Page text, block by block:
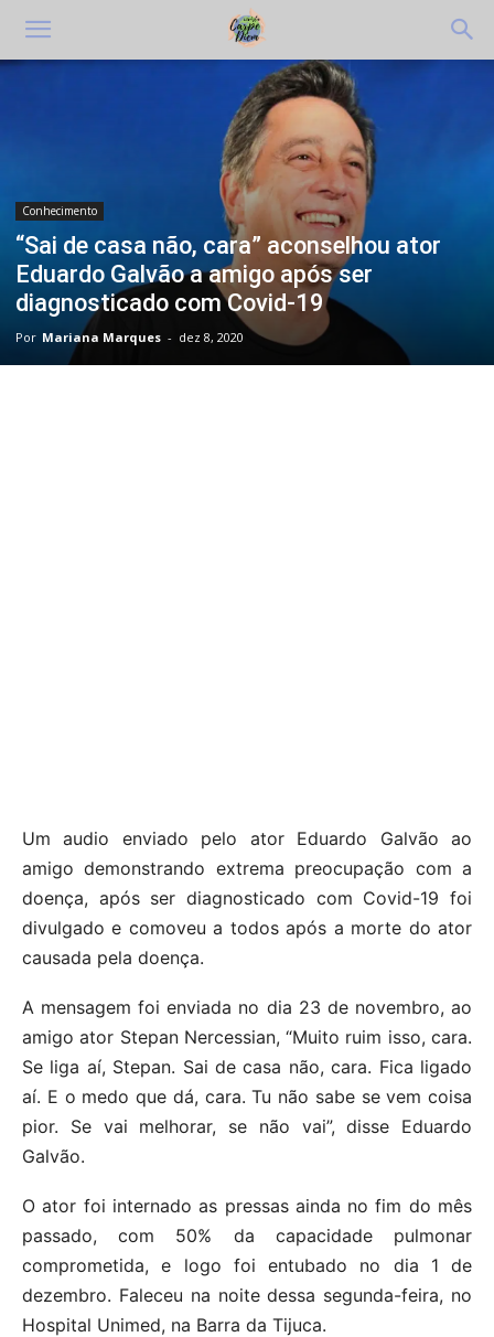
Conhecimento
“Sai de casa não, cara” aconselhou ator
Eduardo Galvão a amigo após ser
diagnosticado com Covid-19
Por Mariana Marques - dez 8, 2020
Um audio enviado pelo ator Eduardo Galvão ao
amigo demonstrando extrema preocupação com a
doença, após ser diagnosticado com Covid-19 foi
divulgado e comoveu a todos após a morte do ator
causada pela doença.
A mensagem foi enviada no dia 23 de novembro, ao
amigo ator Stepan Nercessian, “Muito ruim isso, cara.
Se liga aí, Stepan. Sai de casa não, cara. Fica ligado
aí. E o medo que dá, cara. Tu não sabe se vem coisa
pior. Se vai melhorar, se não vai”, disse Eduardo
Galvão.
O ator foi internado as pressas ainda no fim do mês
passado, com 50% da capacidade pulmonar
comprometida, e logo foi entubado no dia 1 de
dezembro. Faleceu na noite dessa segunda-feira, no
Hospital Unimed, na Barra da Tijuca.